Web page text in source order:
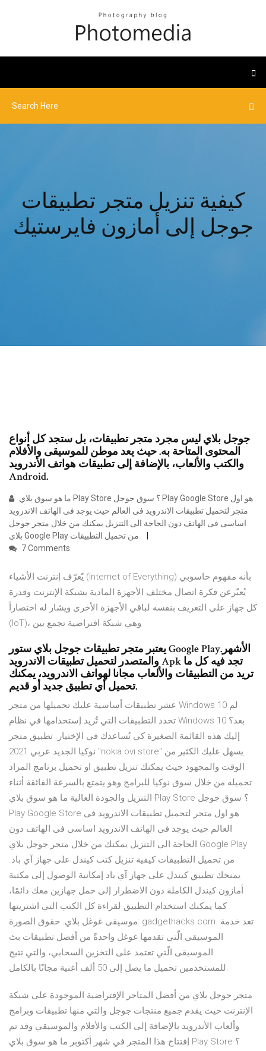
كيفية تنزيل متجر تطبيقات
جوجل إلى أمازون فايرستيك
جوجل بلاي ليس مجرد متجر تطبيقات، بل ستجد كل أنواع
المحتوى المتاحة به. حيث يعد موطن للموسيقى والأفلام
والكتب والألعاب، بالإضافة إلى تطبيقات هواتف الأندرويد
Android.
متجر لتحميل تطبيقات الاندرويد فى العالم حيث يوجد فى الهاتف الاندرويد
اساسى فى الهاتف دون الحاجة الى التنزيل يمكنك من خلال متجر جوجل
7 Comments
يًعرّف إنترنت الأشياء (Internet of Everything) بأنه مفهوم حاسوبي
يُعبّرعن فكرة اتصال مختلف الأجهزة المادية بشبكة الإنترنت وقدرة
كل جهاز على التعريف بنفسه لباقي الأجهزة الأخرى ويشار له اختصاراً
(IoT)، وهي شبكة افتراضية تجمع بين
يعتبر متجر تطبيقات جوجل بلاي ستور Google Play.الأشهر
والمتصدر لتحميل تطبيقات الاندرويد Apk تجد فيه كل ما
تريد من التطبيقات والألعاب مجانا لهواتف الاندرويد، يمكنك
تحميل أي تطبيق جديد أو قديم.
عشر تطبيقات أساسية عليك تحميلها من متجر Windows 10 لم
تحدد التطبيقات التي تُريد إستخدامها في نظام Windows 10 بعد؟
إليك هذه القائمة الصغيرة كي تُساعدك في الإختيار. تطبيق متجر
نوكيا الجديد عربي 2021 "nokia ovi store" يسهل عليك الكثير من
الوقت والمجهود حيث يمكنك تنزيل تطبيق او تحميل برنامج المراد
تحميله من خلال سوق نوكيا للبرامج وهو يتمتع بالسرعة الفائقة أثناء
التنزيل والجودة العالية ما هو سوق بلاي Play Store ؟ سوق جوجل
Play Google Store هو اول متجر لتحميل تطبيقات الاندرويد فى
العالم حيث يوجد فى الهاتف الاندرويد اساسى فى الهاتف دون
الحاجة الى التنزيل يمكنك من خلال متجر جوجل بلاي Google Play
من تحميل التطبيقات كيفية تنزيل كتب كيندل على جهاز آي باد.
يمنحك تطبيق كيندل على جهاز آي باد إمكانية الوصول إلى مكتبة
أمازون كيندل الكاملة دون الاضطرار إلى حمل جهازين معك دائمًا،
كما يمكنك استخدام التطبيق لقراءة كل الكتب التي اشتريتها
موسيقى غوغل بلاي. حقوق الصورة: gadgethacks.com. تعد خدمة
الموسيقى الّتي تقدمها غوغل واحدةً من أفضل تطبيقات بث
الموسيقى الّتي تعتمد على التخزين السحابي، والتي تتيح
للمستخدمين تحميل ما يصل إلى 50 ألف أغنية مجانًا بالكامل.
متجر جوجل بلاي من أفضل المتاجر الإفتراضية الموجودة على شبكة
الإنترنت حيث يقدم جميع منتجات جوجل والتي منها تطبيقات وبرامج
وألعاب الأندرويد بالإضافة إلى الكتب والأفلام والموسيقي وقد تم
إفتتاح هذا المتجر في شهر أكتوبر ما هو سوق بلاي Play Store ؟